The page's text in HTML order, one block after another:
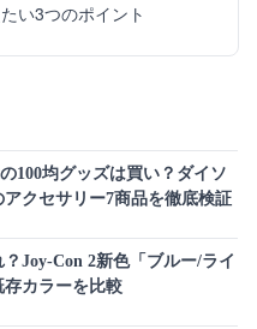
い3つのポイント
100均グッズは買い？ダイソ
クセサリー7商品を徹底検証
Joy-Con 2新色「ブルー/ライ
存カラーを比較